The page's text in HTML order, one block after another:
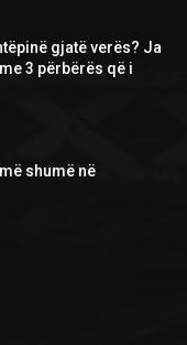
gjatë verës? Ja
3 përbërës që i
shumë në